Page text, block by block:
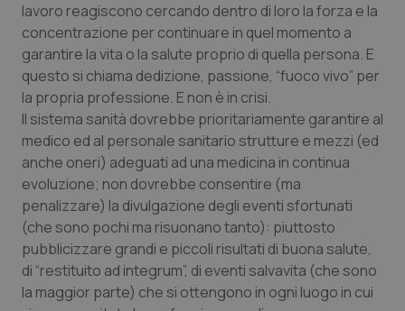
lavoro reagiscono cercando dentro di loro la forza e la
concentrazione per continuare in quel momento a
garantire la vita o la salute proprio di quella persona. E
questo si chiama dedizione, passione, “fuoco vivo” per
la propria professione. E non è in crisi.
Il sistema sanità dovrebbe prioritariamente garantire al
medico ed al personale sanitario strutture e mezzi (ed
anche oneri) adeguati ad una medicina in continua
evoluzione; non dovrebbe consentire (ma
penalizzare) la divulgazione degli eventi sfortunati
(che sono pochi ma risuonano tanto): piuttosto
pubblicizzare grandi e piccoli risultati di buona salute,
di “restituito ad integrum”, di eventi salvavita (che sono
la maggior parte) che si ottengono in ogni luogo in cui
CookieScriptConsent
CookieScript
www.quotidianosanita.it